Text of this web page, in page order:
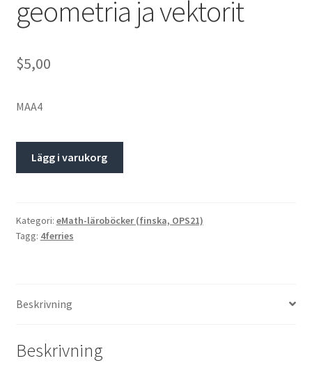
geometria ja vektorit
$5,00
MAA4
Lägg i varukorg
Kategori: eMath-läroböcker (finska, OPS21)
Tagg: 4ferries
Beskrivning
Beskrivning